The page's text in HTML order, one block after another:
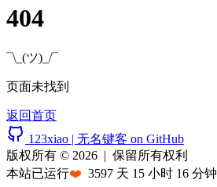
404
¯\_(ツ)_/¯
页面未找到
返回首页
123xiao | 无名键客 on GitHub
版权所有 © 2026 | 保留所有权利
本站已运行❤️ 3597 天 15 小时 16 分钟